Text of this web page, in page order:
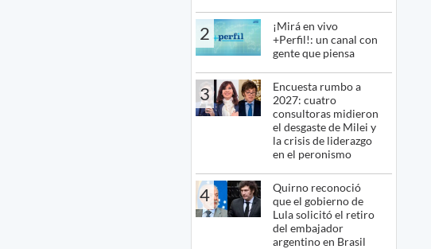
2
¡Mirá en vivo
+Perfil!: un canal con
gente que piensa
3
Encuesta rumbo a
2027: cuatro
consultoras midieron
el desgaste de Milei y
la crisis de liderazgo
en el peronismo
4
Quirno reconoció
que el gobierno de
Lula solicitó el retiro
del embajador
argentino en Brasil